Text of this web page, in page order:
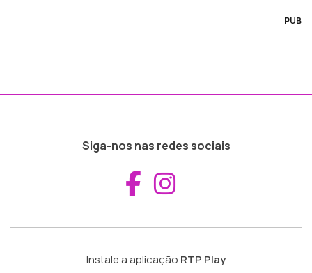
PUB
Siga-nos nas redes sociais
Aceder ao
Instale a aplicação RTP Play